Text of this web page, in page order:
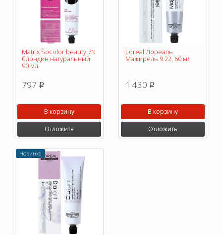
Matrix Socolor beauty 7N
блондин натуральный
90 мл
797 p
В корзину
Отложить
Loreal Лореаль
Мажирель 9.22, 60 мл
1 430 p
В корзину
Отложить
Новинка